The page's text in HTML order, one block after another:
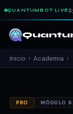
QUANTUMBOT LIVE
Inicio › Academia ›
PRO MÓDULO